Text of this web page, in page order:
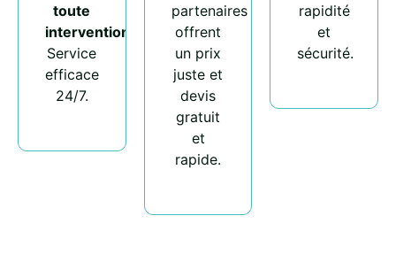
toute
intervention
Service
efficace
24/7.
partenaires
offrent
un prix
juste et
devis
gratuit
et
rapide.
rapidité
et
sécurité.